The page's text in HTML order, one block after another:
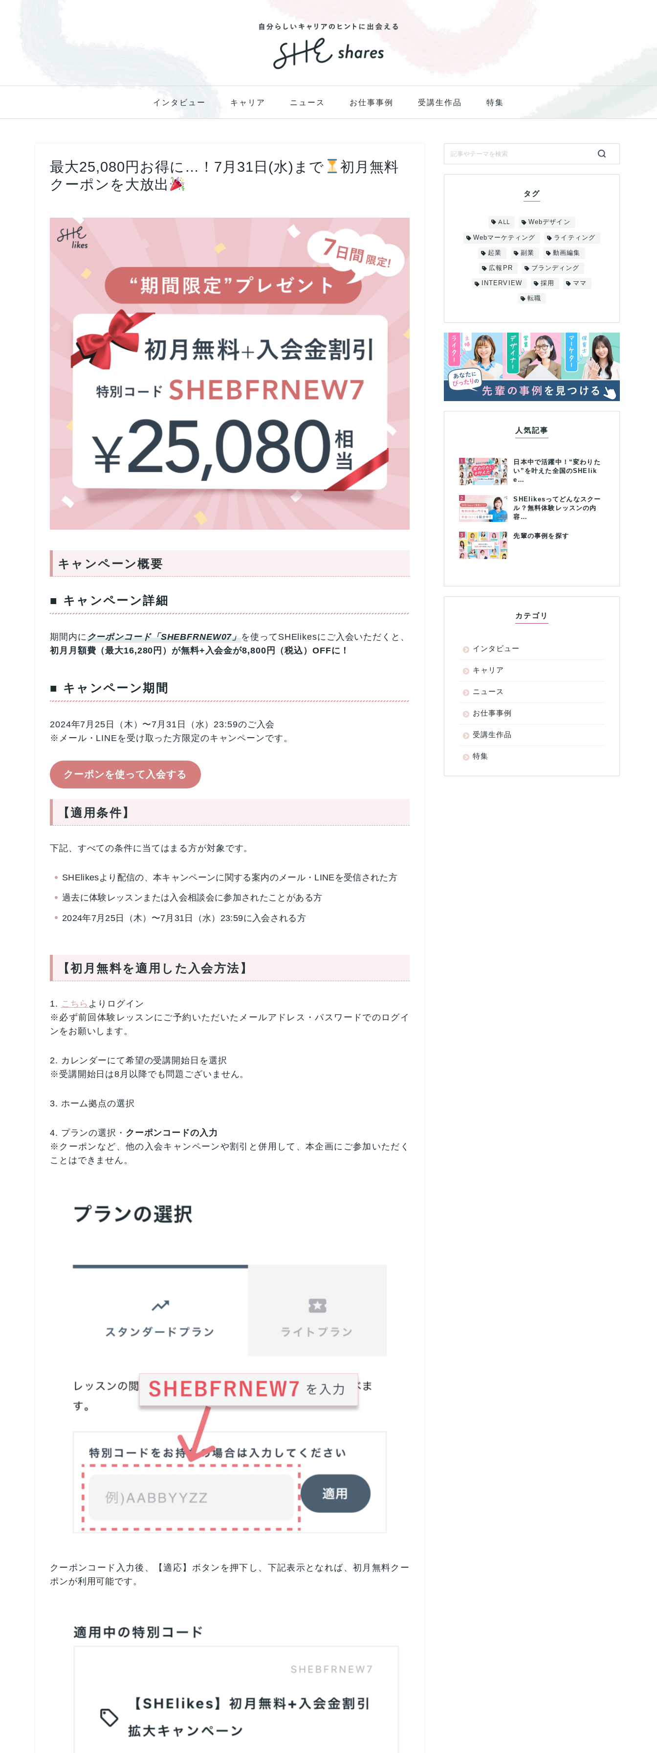
インタビュー キャリア ニュース お仕事事例 受講生作品 特集
最大25,080円お得に…！7月31日(水)まで
初月無料
クーポンを大放出
キャンペーン概要
■ キャンペーン詳細
期間内にクーポンコード「SHEBFRNEW07」を使ってSHElikesにご入会いただくと、
初月月額費（最大16,280円）が無料+入会金が8,800円（税込）OFFに！
■ キャンペーン期間
2024年7月25日（木）〜7月31日（水）23:59のご入会
※メール・LINEを受け取った方限定のキャンペーンです。
クーポンを使って入会する
【適用条件】
下記、すべての条件に当てはまる方が対象です。
SHElikesより配信の、本キャンペーンに関する案内のメール・LINEを受信された方
過去に体験レッスンまたは入会相談会に参加されたことがある方
2024年7月25日（木）〜7月31日（水）23:59に入会される方
【初月無料を適用した入会方法】
1. こちら よりログイン
※必ず前回体験レッスンにご予約いただいたメールアドレス・パスワードでのログイ
ンをお願いします。
2. カレンダーにて希望の受講開始日を選択
※受講開始日は8月以降でも問題ございません。
3. ホーム拠点の選択
4. プランの選択・ クーポンコードの入力
※クーポンなど、他の入会キャンペーンや割引と併用して、本企画にご参加いただく
ことはできません。
クーポンコード入力後、【適応】ボタンを押下し、下記表示となれば、初月無料クー
ポンが利用可能です。
タグ
ALL Webデザイン
Webマーケティング ライティング
起業 副業 動画編集
広報PR ブランディング
INTERVIEW 採用 ママ
転職
人気記事
1
日本中で活躍中！“変わりた
い”を叶えた全国のSHElik
e…
2
SHElikesってどんなスクー
ル？無料体験レッスンの内
容…
3 先輩の事例を探す
カテゴリ
インタビュー
キャリア
ニュース
お仕事事例
受講生作品
特集